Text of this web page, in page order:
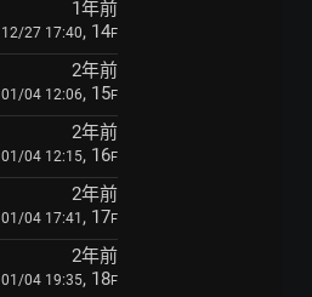
1年前
12/27 17:40, 14F
2年前
01/04 12:06, 15F
2年前
01/04 12:15, 16F
2年前
01/04 17:41 , 17F
2年前
01/04 19:35, 18F